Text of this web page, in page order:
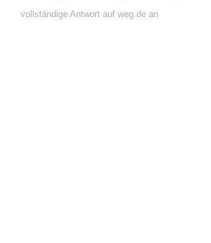
vollständige Antwort auf weg.de an